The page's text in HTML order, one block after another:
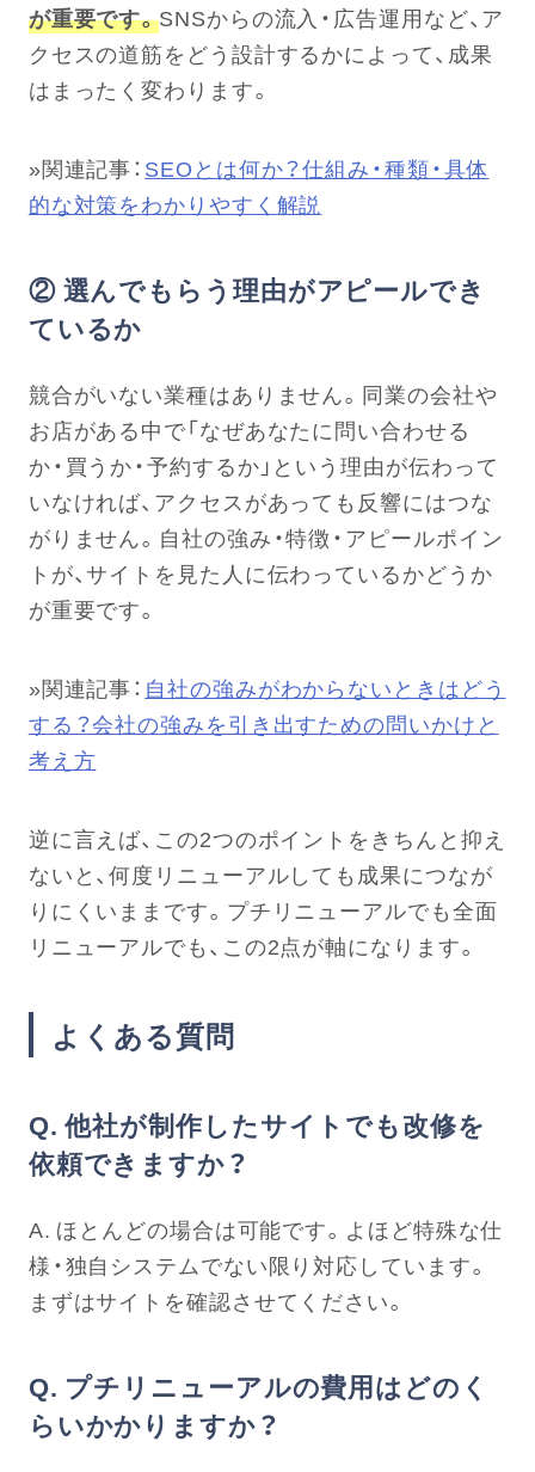
が重要です。SNSからの流入・広告運用など、ア
クセスの道筋をどう設計するかによって、成果
はまったく変わります。
»関連記事：SEOとは何か？仕組み・種類・具体
的な対策をわかりやすく解説
② 選んでもらう理由がアピールでき
ているか
競合がいない業種はありません。同業の会社や
お店がある中で「なぜあなたに問い合わせる
か・買うか・予約するか」という理由が伝わって
いなければ、アクセスがあっても反響にはつな
がりません。自社の強み・特徴・アピールポイン
トが、サイトを見た人に伝わっているかどうか
が重要です。
»関連記事： 自社の強みがわからないときはどう
する？会社の強みを引き出すための問いかけと
考え方
逆に言えば、この2つのポイントをきちんと抑え
ないと、何度リニューアルしても成果につなが
りにくいままです。プチリニューアルでも全面
リニューアルでも、この2点が軸になります。
よくある質問
Q. 他社が制作したサイトでも改修を
依頼できますか？
A. ほとんどの場合は可能です。よほど特殊な仕
様・独自システムでない限り対応しています。
まずはサイトを確認させてください。
Q. プチリニューアルの費用はどのく
らいかかりますか？